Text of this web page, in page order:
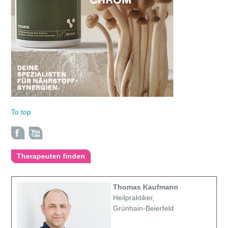
To top
Therapeuten finden
Thomas Kaufmann
Heilpraktiker,
Grünhain-Beierfeld